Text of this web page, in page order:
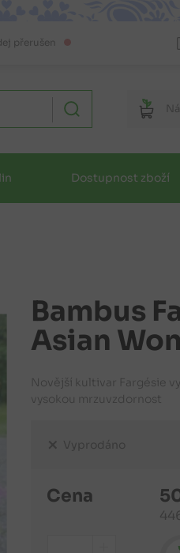
přerušen
Dostupnost zboží
Bambus
Asian
Novější kultivar Fargésie
vysokou mrzuvzdornost
Vyprodáno
Cena